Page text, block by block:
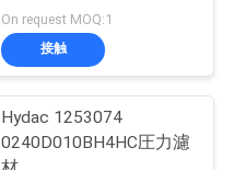
On request MOQ:1
接触
Hydac 1253074
0240D010BH4HC圧力濾